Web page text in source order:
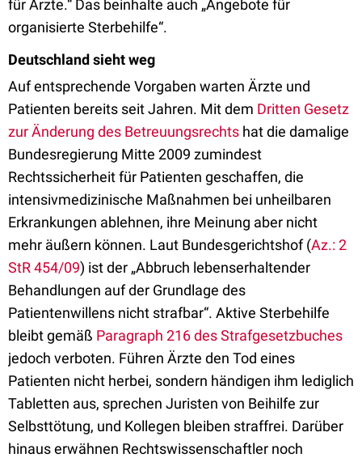
für Ärzte.“ Das beinhalte auch „Angebote für
organisierte Sterbehilfe“.
Deutschland sieht weg
Auf entsprechende Vorgaben warten Ärzte und
Patienten bereits seit Jahren. Mit dem Dritten Gesetz
zur Änderung des Betreuungsrechts hat die damalige
Bundesregierung Mitte 2009 zumindest
Rechtssicherheit für Patienten geschaffen, die
intensivmedizinische Maßnahmen bei unheilbaren
Erkrankungen ablehnen, ihre Meinung aber nicht
mehr äußern können. Laut Bundesgerichtshof (Az.: 2
StR 454/09) ist der „Abbruch lebenserhaltender
Behandlungen auf der Grundlage des
Patientenwillens nicht strafbar“. Aktive Sterbehilfe
bleibt gemäß Paragraph 216 des Strafgesetzbuches
jedoch verboten. Führen Ärzte den Tod eines
Patienten nicht herbei, sondern händigen ihm lediglich
Tabletten aus, sprechen Juristen von Beihilfe zur
Selbsttötung, und Kollegen bleiben straffrei. Darüber
hinaus erwähnen Rechtswissenschaftler noch